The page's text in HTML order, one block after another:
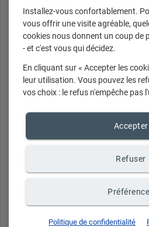
Votre mot de passe doit être
chiffre. Les caractères spéciaux ne
Email de connexion
Installez-vous confortablement.
vous offrir une visite agréable,
cookies nous donnent un coup de
- et c'est vous qui décidez.
En cliquant sur « Accepter les
leur utilisation. Vous pouvez les
vos choix : le refus n'empêche pas
Accepter
Refuser
Politique de confidentialité